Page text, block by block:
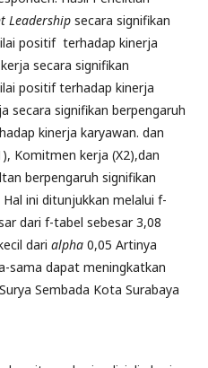
Leadership secara signifikan
positif terhadap kinerja
secara signifikan
positif terhadap kinerja
secara signifikan berpengaruh
kinerja karyawan. dan
Komitmen kerja (X2),dan
berpengaruh signifikan
ini ditunjukkan melalui f-
dari f-tabel sebesar 3,08
dari alpha 0,05 Artinya
sama dapat meningkatkan
Sembada Kota Surabaya